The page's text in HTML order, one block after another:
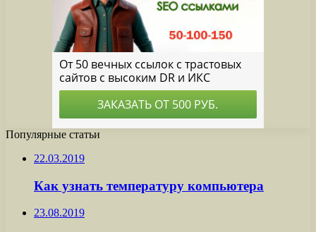
Популярные статьи
22.03.2019
Как узнать температуру компьютера
23.08.2019